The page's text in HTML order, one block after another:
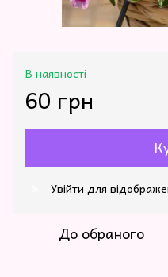
В наявності
60 грн
Увійти для
До обраного